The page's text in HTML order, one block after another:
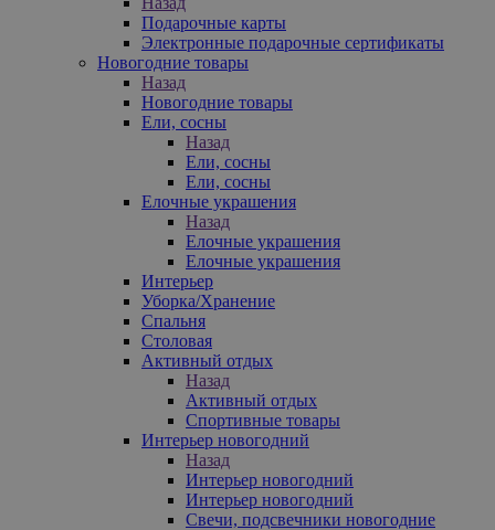
Подарочные карты
Электронные подарочные сертификаты
Новогодние товары
Назад
Новогодние товары
Ели, сосны
Назад
Ели, сосны
Ели, сосны
Елочные украшения
Назад
Елочные украшения
Елочные украшения
Интерьер
Уборка/Хранение
Спальня
Столовая
Активный отдых
Назад
Активный отдых
Спортивные товары
Интерьер новогодний
Назад
Интерьер новогодний
Интерьер новогодний
Свечи, подсвечники новогодние